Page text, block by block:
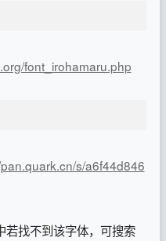
font_irohamaru.php
s/a6f44d846
若找不到该字体，可搜索